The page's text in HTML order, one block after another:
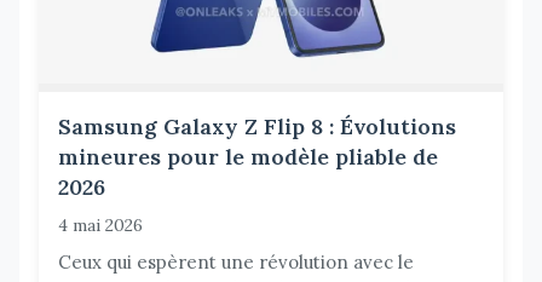
Samsung Galaxy Z Flip 8 : Évolutions
mineures pour le modèle pliable de
2026
4 mai 2026
Ceux qui espèrent une révolution avec le